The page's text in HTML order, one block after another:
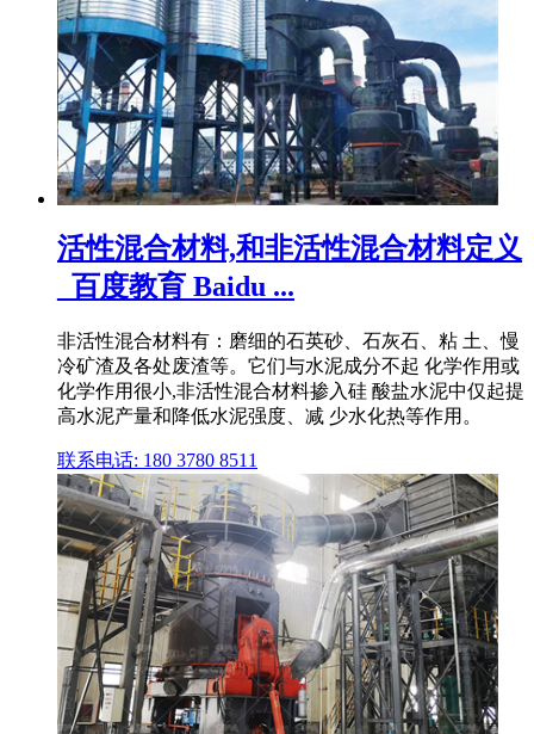
活性混合材料,和非活性混合材料定义
_百度教育 Baidu ...
非活性混合材料有：磨细的石英砂、石灰石、粘 土、慢
冷矿渣及各处废渣等。它们与水泥成分不起 化学作用或
化学作用很小,非活性混合材料掺入硅 酸盐水泥中仅起提
高水泥产量和降低水泥强度、减 少水化热等作用。
联系电话: 180 3780 8511